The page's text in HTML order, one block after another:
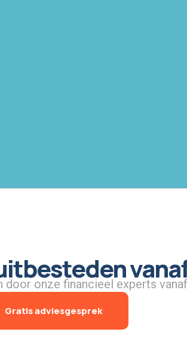
onze financieel experts
Gratis adviesgesprek